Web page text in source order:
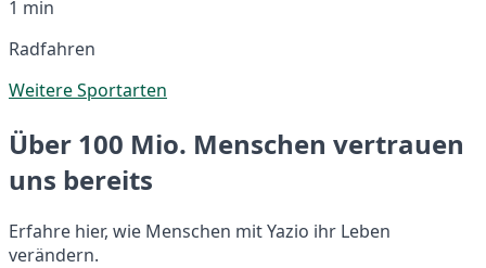
1 min
Radfahren
Weitere Sportarten
Über 100 Mio. Menschen vertrauen
uns bereits
Erfahre hier, wie Menschen mit Yazio ihr Leben
verändern.